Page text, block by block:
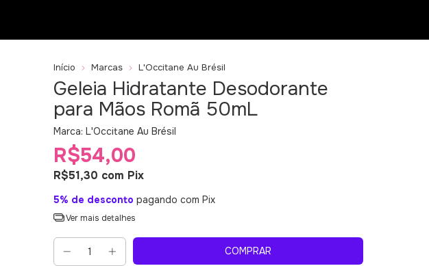
Início Marcas L'Occitane Au Brésil
Geleia Hidratante Desodorante
para Mãos Romã 50mL
Marca: L'Occitane Au Brésil
R$54,00
R$51,30 com Pix
5% de desconto pagando com Pix
Ver mais detalhes